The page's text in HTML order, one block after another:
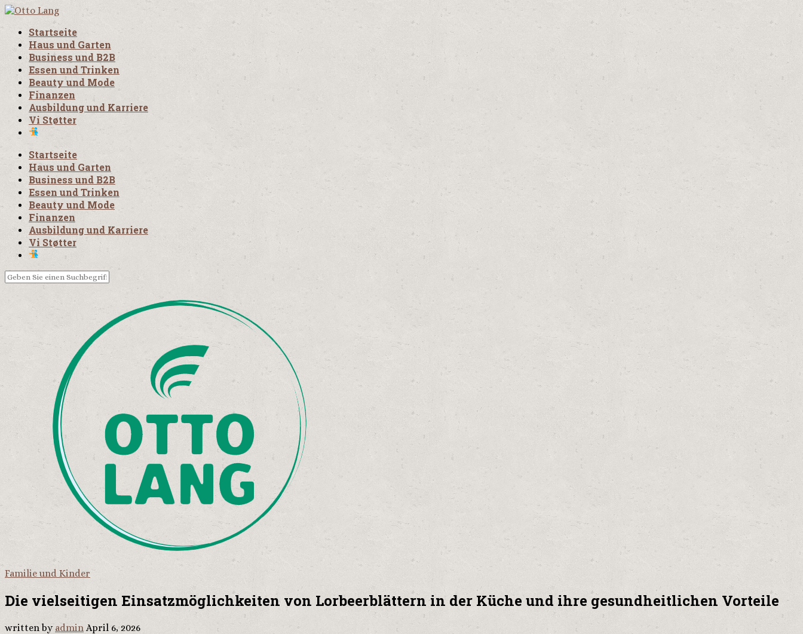
Startseite
Haus und Garten
Business und B2B
Essen und Trinken
Beauty und Mode
Finanzen
Ausbildung und Karriere
Vi Støtter
Startseite
Haus und Garten
Business und B2B
Essen und Trinken
Beauty und Mode
Finanzen
Ausbildung und Karriere
Vi Støtter
Familie und Kinder
Die vielseitigen Einsatzmöglichkeiten von Lorbeerblättern in der Küche und ihre gesundheitlichen Vorteile
written by admin April 6, 2026